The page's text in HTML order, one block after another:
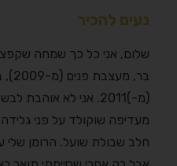
נעים להכיר
שלום, אני כל כך שמחה שקפצת
בר,
(מ-)2011. אני לא
מעדיפה שוקולד על פני
חלב שבולת שועל. הרומן שלי